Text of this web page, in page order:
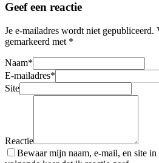
Geef een reactie
Je e-mailadres wordt niet gepubliceerd.
gemarkeerd met *
Naam*
E-mailadres*
Site
Reactie
Bewaar mijn naam, e-mail, en site